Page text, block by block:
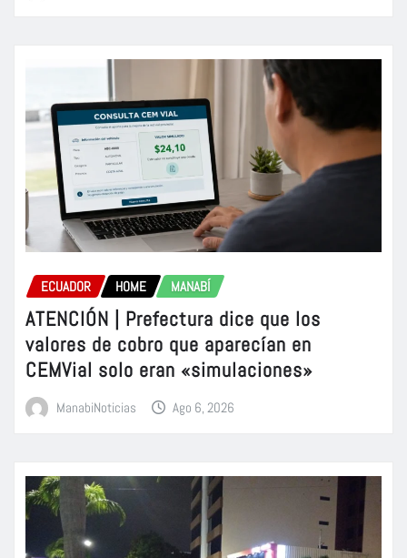
ECUADOR HOME MANABÍ
ATENCIÓN | Prefectura dice que los
valores de cobro que aparecían en
CEMVial solo eran «simulaciones»
ManabiNoticias Ago 6, 2026